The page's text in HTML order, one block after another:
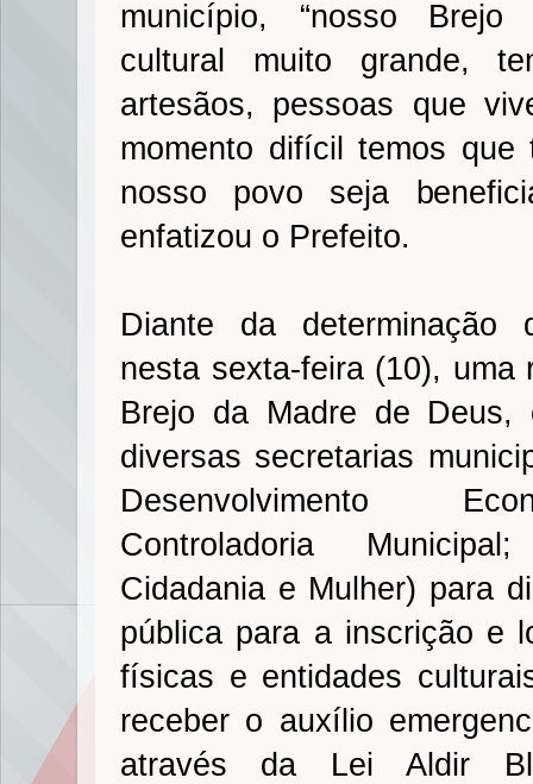
município, “nosso
cultural muito grande,
artesãos, pessoas que
momento difícil temos
nosso povo seja
enfatizou o Prefeito.
Diante da determinação
nesta sexta-feira (10), uma
Brejo da Madre de Deus,
diversas secretarias
Desenvolvimento
Controladoria
Cidadania e Mulher) para
pública para a inscrição e
físicas e entidades
receber o auxílio
através da Lei Aldir